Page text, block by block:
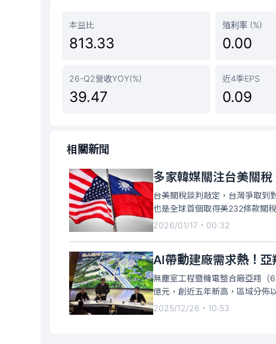
本益比
813.33
殖利率 (%)
0.00
26-Q2營收YOY(%)
39.47
近4季EPS
0.09
相關新聞
多家韓媒關注台美關
台美關稅談判敲定，台灣爭取到
也是全球首個取得美232條款關
行報導，由於與台灣半導體產業
2026/01/17・00:32
AI帶動建廠需求熱！
無塵室工程暨機電整合廠亞翔（
億元，創近五年新高，區域分佈
單幾乎皆來自半導體，公共工程
2025/12/26・10:53